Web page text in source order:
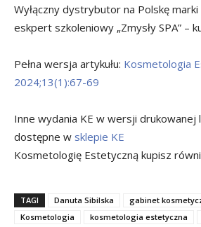
Wyłączny dystrybutor na Polskę
eskpert szkoleniowy „Zmysły SPA” –
Pełna wersja artykułu: Kosmetologia
2024;13(1):67-69
Inne wydania KE w wersji drukowanej
dostępne w sklepie KE
Kosmetologię Estetyczną kupisz
TAGI Danuta Sibilska gabinet
Kosmetologia
kosmetologia estetyczna